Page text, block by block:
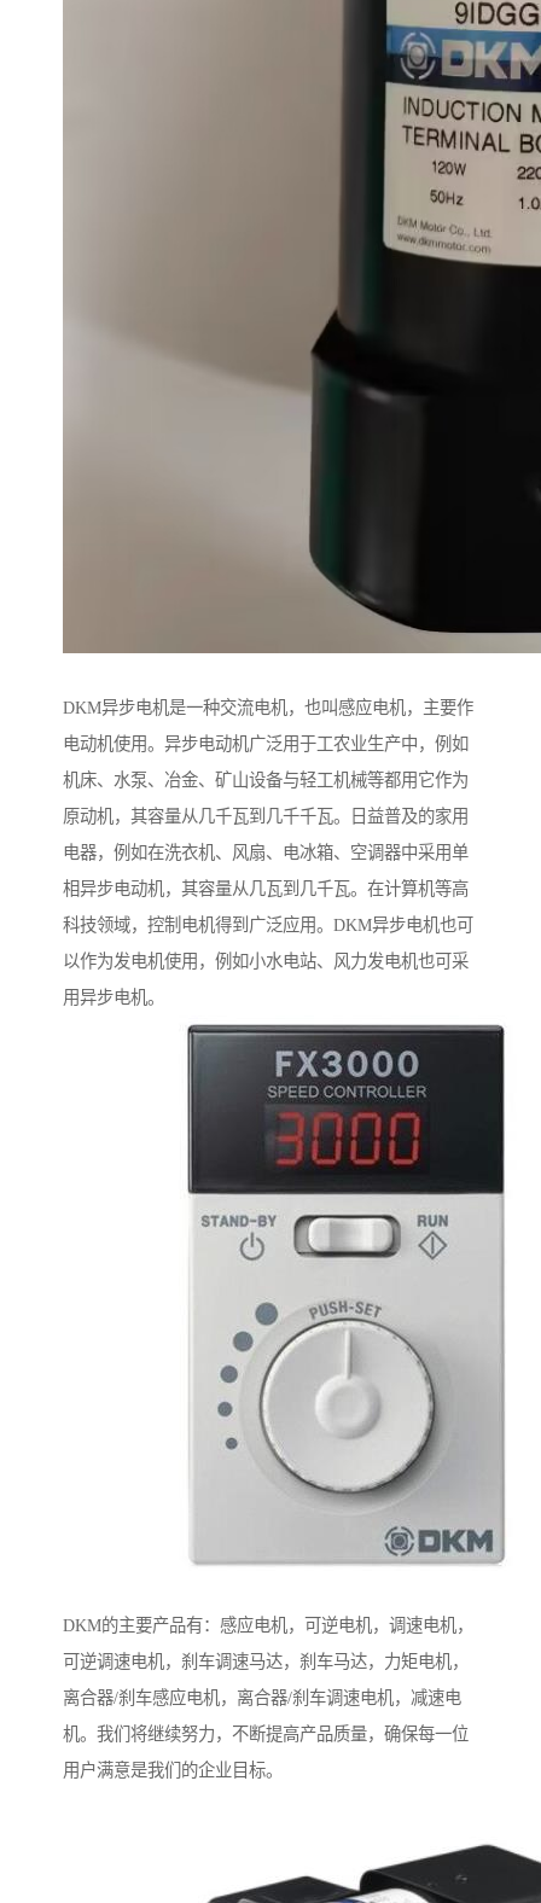
DKM异步电机是一种交流电机，也叫感应电机，主要作
电动机使用。异步电动机广泛用于工农业生产中，例如
机床、水泵、冶金、矿山设备与轻工机械等都用它作为
原动机，其容量从几千瓦到几千千瓦。日益普及的家用
电器，例如在洗衣机、风扇、电冰箱、空调器中采用单
相异步电动机，其容量从几瓦到几千瓦。在计算机等高
科技领域，控制电机得到广泛应用。DKM异步电机也可
以作为发电机使用，例如小水电站、风力发电机也可采
用异步电机。
DKM的主要产品有：感应电机，可逆电机，调速电机，
可逆调速电机，刹车调速马达，刹车马达，力矩电机，
离合器/刹车感应电机，离合器/刹车调速电机，减速电
机。我们将继续努力，不断提高产品质量，确保每一位
用户满意是我们的企业目标。